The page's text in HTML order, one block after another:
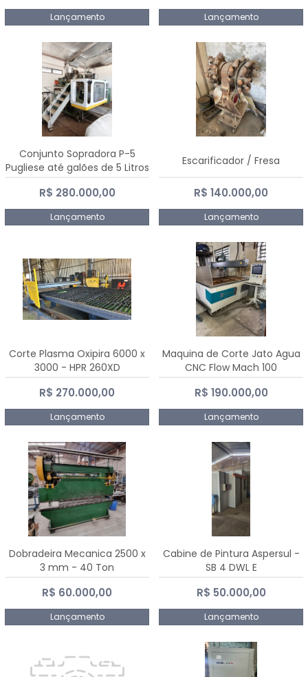
Lançamento Lançamento
Conjunto Sopradora P-5
Pugliese até galões de 5 Litros
R$ 280.000,00
Lançamento
Escarificador / Fresa
R$ 140.000,00
Lançamento
Corte Plasma Oxipira 6000 x
3000 - HPR 260XD
R$ 270.000,00
Lançamento
Maquina de Corte Jato Agua
CNC Flow Mach 100
R$ 190.000,00
Lançamento
Dobradeira Mecanica 2500 x
3 mm - 40 Ton
R$ 60.000,00
Lançamento
Cabine de Pintura Aspersul -
SB 4 DWL E
R$ 50.000,00
Lançamento